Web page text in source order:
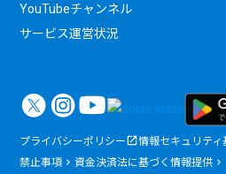
YouTubeチャンネル
サービス運営状況
プライバシーポリシー 情報セキュリティ
禁止事項
資金決済法に基づく情報提供